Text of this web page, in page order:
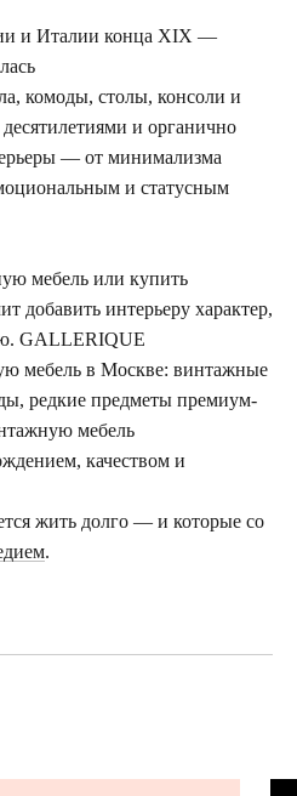
и Италии конца XIX —
комоды, столы, консоли и
и органично
— от минимализма
и статусным
мебель или купить
добавить интерьеру характер,
GALLERIQUE
мебель в Москве: винтажные
редкие предметы премиум-
мебель
качеством и
жить долго — и которые со
.
Декор